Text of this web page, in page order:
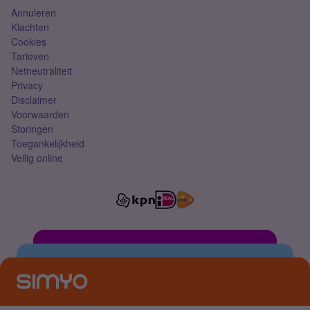
Annuleren
Klachten
Cookies
Tarieven
Netneutraliteit
Privacy
Disclaimer
Voorwaarden
Storingen
Toegankelijkheid
Veilig online